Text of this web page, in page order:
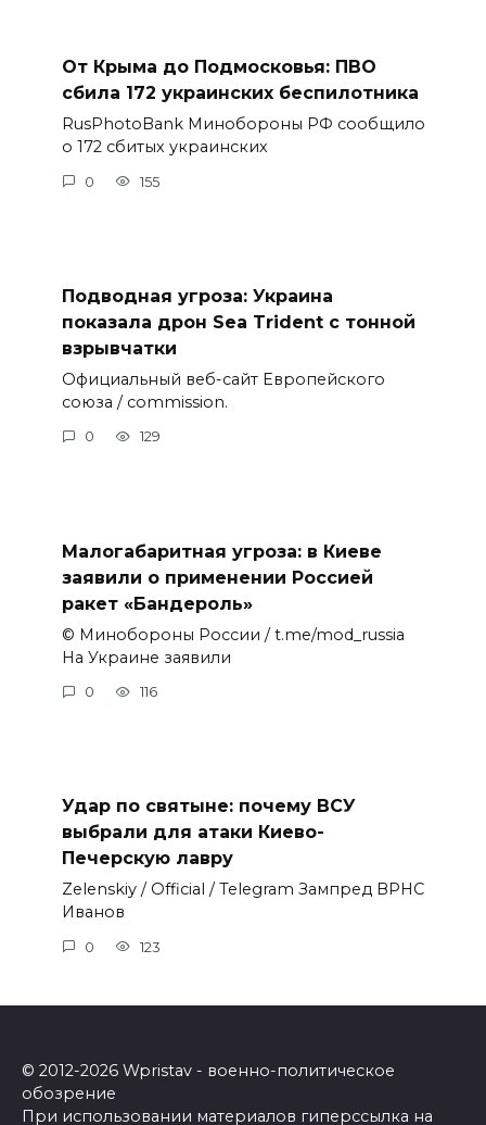
От Крыма до Подмосковья: ПВО
сбила 172 украинских беспилотника
RusPhotoBank Минобороны РФ сообщило
о 172 сбитых украинских
0 155
Подводная угроза: Украина
показала дрон Sea Trident с тонной
взрывчатки
Официальный веб-сайт Европейского
союза / commission.
0 129
Малогабаритная угроза: в Киеве
заявили о применении Россией
ракет «Бандероль»
© Минобороны России / t.me/mod_russia
На Украине заявили
0 116
Удар по святыне: почему ВСУ
выбрали для атаки Киево-
Печерскую лавру
Zеlеnskiу / Оfficiаl / Telegram Зампред ВРНС
Иванов
0 123
© 2012-2026 Wpristav - военно-политическое
обозрение
При использовании материалов гиперссылка на